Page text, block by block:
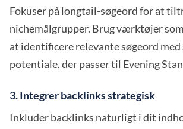
Fokuser på longtail-søgeord for at
nichemålgrupper. Brug værktøjer
at identificere relevante søgeord
potentiale, der passer til Evening
3. Integrer backlinks strategisk
Inkluder backlinks naturligt i dit